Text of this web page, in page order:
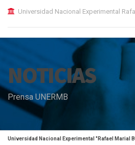
Universidad Nacional Experimental
NOTICIAS
Prensa UNERMB
Universidad Nacional Experimental "Rafael Marial